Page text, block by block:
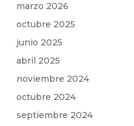
marzo 2026
octubre 2025
junio 2025
abril 2025
noviembre 2024
octubre 2024
septiembre 2024